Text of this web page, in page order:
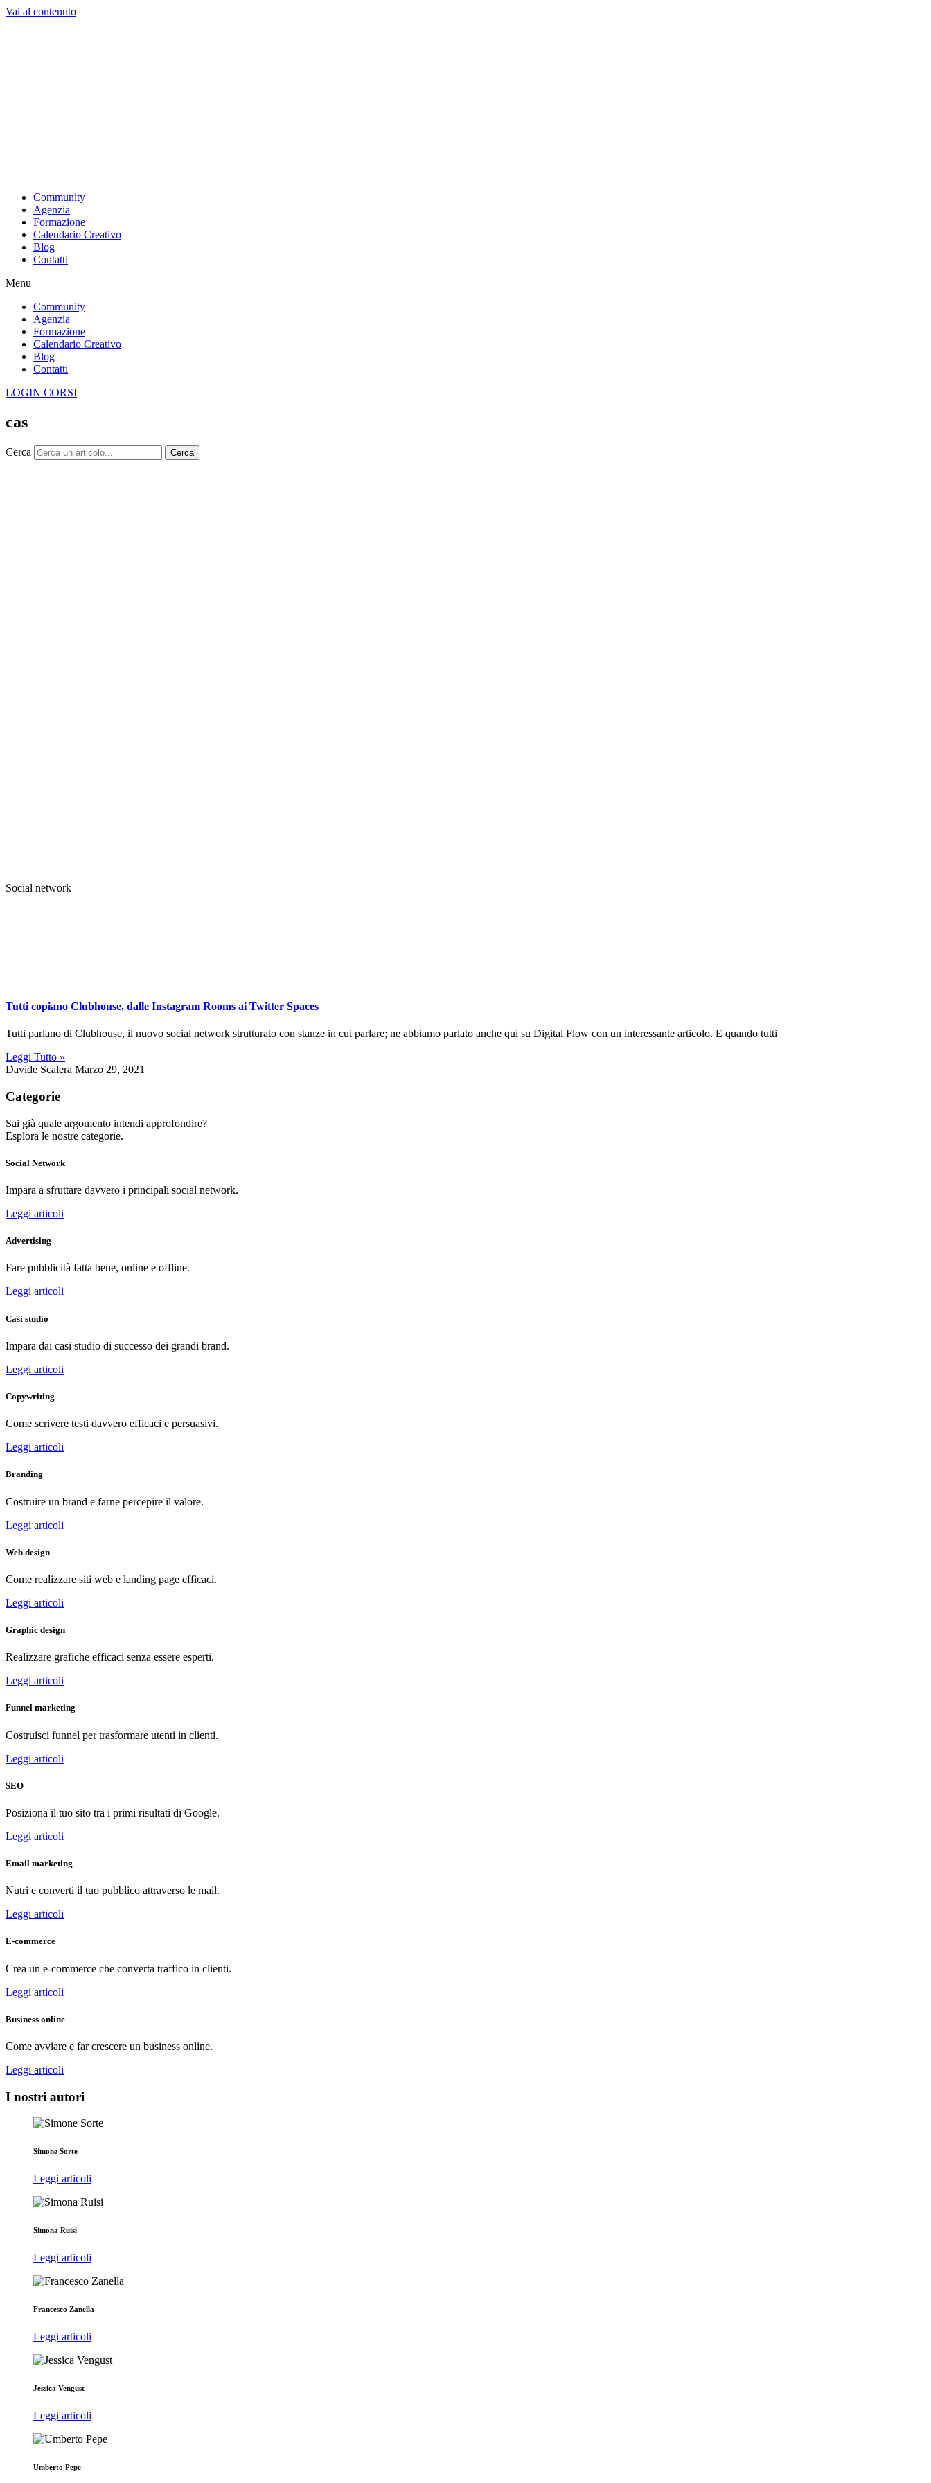
Vai al contenuto
Community
Agenzia
Formazione
Calendario Creativo
Blog
Contatti
Menu
Community
Agenzia
Formazione
Calendario Creativo
Blog
Contatti
LOGIN CORSI
cas
Cerca Cerca
Social network
Tutti copiano Clubhouse, dalle Instagram Rooms ai Twitter Spaces
Tutti parlano di Clubhouse, il nuovo social network strutturato con stanze in cui parlare; ne abbiamo parlato anche qui su Digital Flow con un interessante articolo. E quando tutti
Leggi Tutto »
Davide Scalera Marzo 29, 2021
Categorie
Sai già quale argomento intendi approfondire?
Esplora le nostre categorie.
Social Network
Impara a sfruttare davvero i principali social network.
Leggi articoli
Advertising
Fare pubblicità fatta bene, online e offline.
Leggi articoli
Casi studio
Impara dai casi studio di successo dei grandi brand.
Leggi articoli
Copywriting
Come scrivere testi davvero efficaci e persuasivi.
Leggi articoli
Branding
Costruire un brand e farne percepire il valore.
Leggi articoli
Web design
Come realizzare siti web e landing page efficaci.
Leggi articoli
Graphic design
Realizzare grafiche efficaci senza essere esperti.
Leggi articoli
Funnel marketing
Costruisci funnel per trasformare utenti in clienti.
Leggi articoli
SEO
Posiziona il tuo sito tra i primi risultati di Google.
Leggi articoli
Email marketing
Nutri e converti il tuo pubblico attraverso le mail.
Leggi articoli
E-commerce
Crea un e-commerce che converta traffico in clienti.
Leggi articoli
Business online
Come avviare e far crescere un business online.
Leggi articoli
I nostri autori
Simone Sorte
Leggi articoli
Simona Ruisi
Leggi articoli
Francesco Zanella
Leggi articoli
Jessica Vengust
Leggi articoli
Umberto Pepe